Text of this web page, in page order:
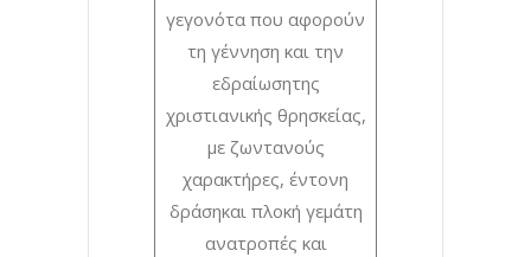
γεγονότα που αφορούν
τη γέννηση και την
εδραίωσητης
χριστιανικής θρησκείας,
με ζωντανούς
χαρακτήρες, έντονη
δράσηκαι πλοκή γεμάτη
ανατροπές και